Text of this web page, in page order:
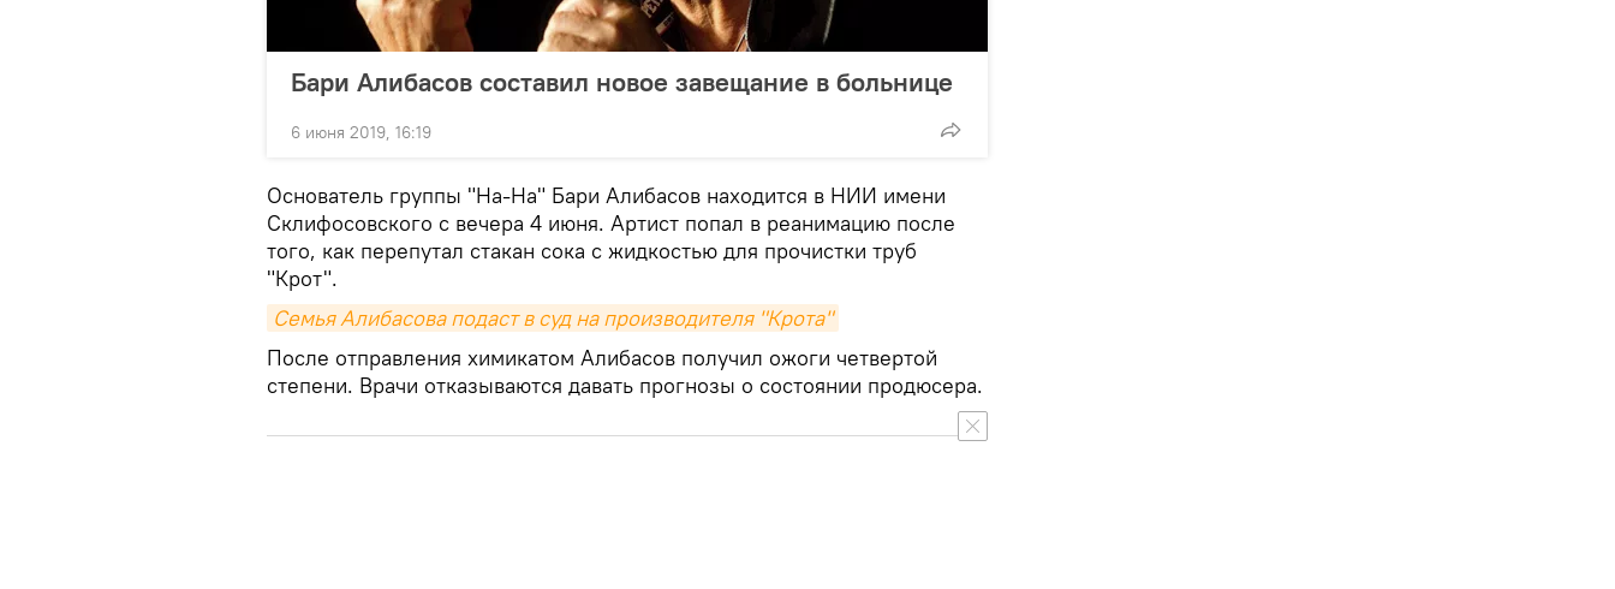
Бари Алибасов составил новое завещание в больнице
6 июня 2019, 16:19
Основатель группы "На-На" Бари Алибасов находится в НИИ имени
Склифосовского с вечера 4 июня. Артист попал в реанимацию после
того, как перепутал стакан сока с жидкостью для прочистки труб
"Крот".
Семья Алибасова подаст в суд на производителя "Крота"
После отправления химикатом Алибасов получил ожоги четвертой
степени. Врачи отказываются давать прогнозы о состоянии продюсера.